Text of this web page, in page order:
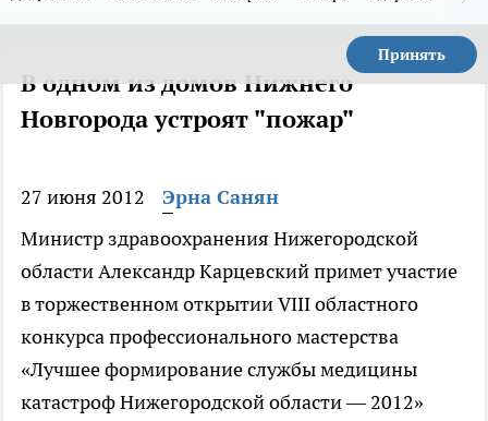
Принять
В одном из домов Нижнего
Новгорода устроят "пожар"
27 июня 2012
Эрна Санян
Министр здравоохранения Нижегородской
области Александр Карцевский примет участие
в торжественном открытии VIII областного
конкурса профессионального мастерства
«Лучшее формирование службы медицины
катастроф Нижегородской области — 2012»